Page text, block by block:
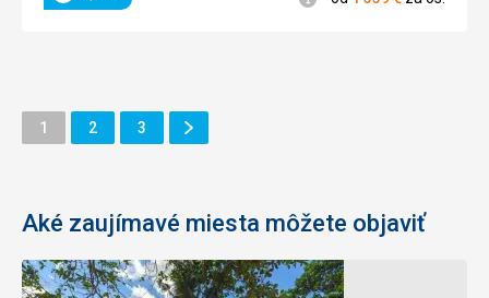
Stránka
1 Stránka
2 Stránka
3
Ďalšie
Stránka
Aké zaujímavé miesta môžete objaviť